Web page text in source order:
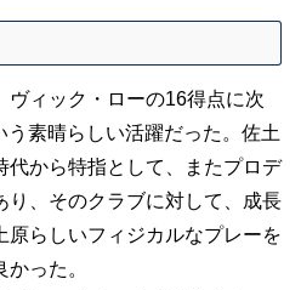
ヴィック・ローの16得点に次
う素晴らしい活躍だった。佐土
代から特指として、またプロデ
り、そのクラブに対して、成長
原らしいフィジカルなプレーを
った。